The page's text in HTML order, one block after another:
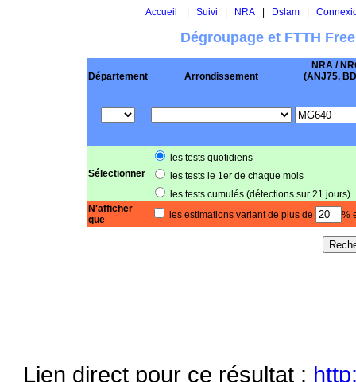
Accueil Suivi NRA| Dslam|
Dégroupage et FTTH
Département Arrondissement
NRA /
(ANJ75,
Sélectionner
les tests quotidiens
les tests le 1er de chaque mois
les tests cumulés (détections sur 21 jours)
N'afficher
que
les estimations variant de plus de %
Lien direct pour ce résultat :